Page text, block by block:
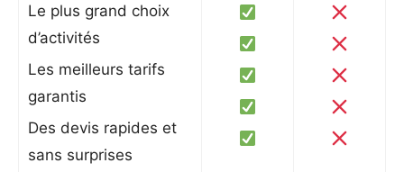
Le plus grand choix
d’activités
Les meilleurs tarifs
garantis
Des devis rapides et
sans surprises